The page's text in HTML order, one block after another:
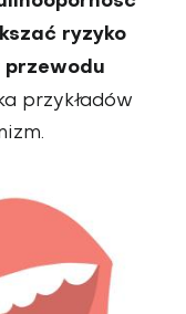
ryzyko
przykładów